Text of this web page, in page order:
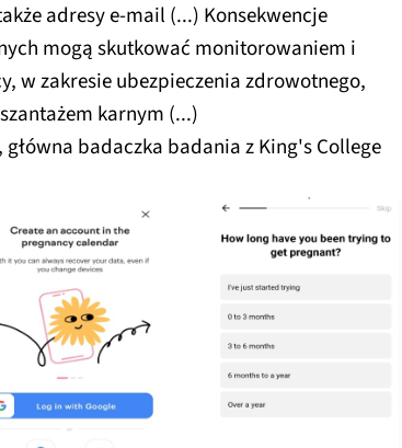
adresy e-mail (...) Konsekwencje
mogą skutkować monitorowaniem i
w zakresie ubezpieczenia zdrowotnego,
karnym (...)
badaczka badania z King's College